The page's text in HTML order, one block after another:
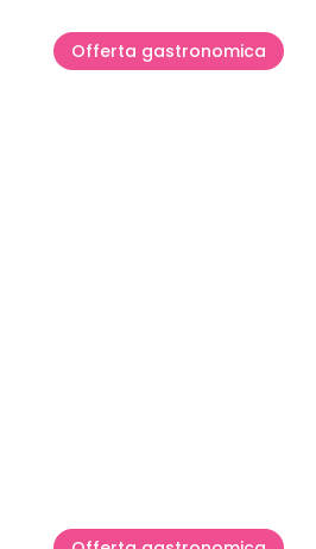
Offerta gastronomica